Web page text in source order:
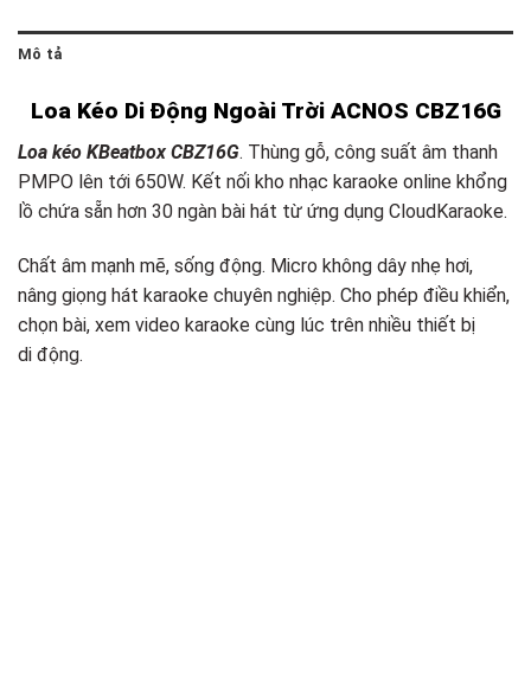
Mô tả
Loa Kéo Di Động Ngoài Trời ACNOS CBZ16G
Loa kéo KBeatbox CBZ16G. Thùng gỗ, công suất âm thanh
PMPO lên tới 650W. Kết nối kho nhạc karaoke online khổng
lồ chứa sẵn hơn 30 ngàn bài hát từ ứng dụng CloudKaraoke.
Chất âm mạnh mẽ, sống động. Micro không dây nhẹ hơi,
nâng giọng hát karaoke chuyên nghiệp. Cho phép điều khiển,
chọn bài, xem video karaoke cùng lúc trên nhiều thiết bị
di động.